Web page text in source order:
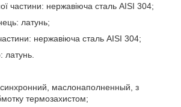
частини: нержавіюча сталь AISI 304;
латунь;
нержавіюча сталь AISI 304;
латунь.
маслонаполненный, з
термозахистом;